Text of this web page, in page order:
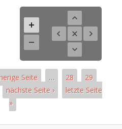
Seite … 28
29
nächste Seite ›
letzte Seite
»